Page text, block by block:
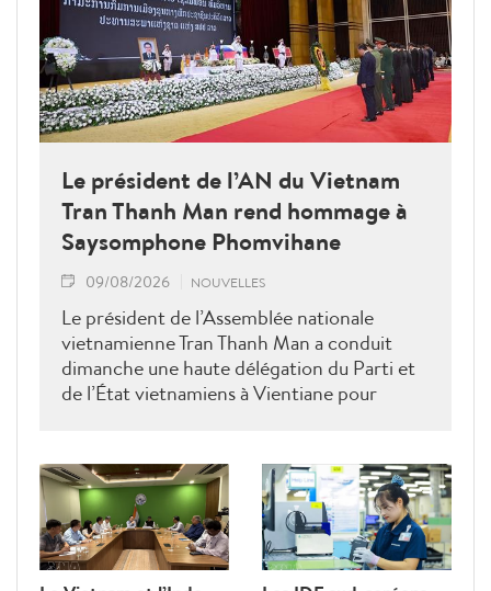
Le président de l’AN du Vietnam
Tran Thanh Man rend hommage à
Saysomphone Phomvihane
09/08/2026 NOUVELLES
Le président de l’Assemblée nationale
vietnamienne Tran Thanh Man a conduit
dimanche une haute délégation du Parti et
de l’État vietnamiens à Vientiane pour
Phomvihane, soulignant ses contributions
au renforcement des relations d’amitié et
de solidarité entre les deux pays.